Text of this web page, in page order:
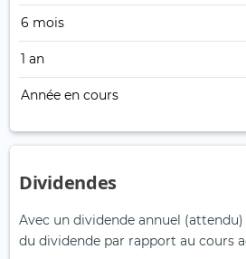
6 mois
1 an
Année en cours
Dividendes
Avec un dividende annuel
du dividende par rapport au cours